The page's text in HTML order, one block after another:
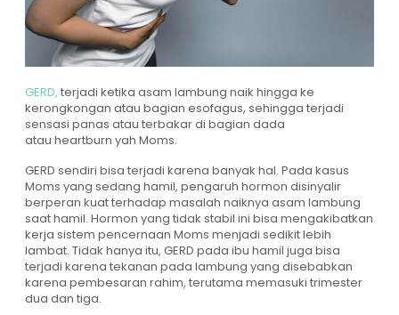
GERD, terjadi ketika asam lambung naik hingga ke
kerongkongan atau bagian esofagus, sehingga terjadi
sensasi panas atau terbakar di bagian dada
atau heartburn yah Moms.
GERD sendiri bisa terjadi karena banyak hal. Pada kasus
Moms yang sedang hamil, pengaruh hormon disinyalir
berperan kuat terhadap masalah naiknya asam lambung
saat hamil. Hormon yang tidak stabil ini bisa mengakibatkan
kerja sistem pencernaan Moms menjadi sedikit lebih
lambat. Tidak hanya itu, GERD pada ibu hamil juga bisa
terjadi karena tekanan pada lambung yang disebabkan
karena pembesaran rahim, terutama memasuki trimester
dua dan tiga.